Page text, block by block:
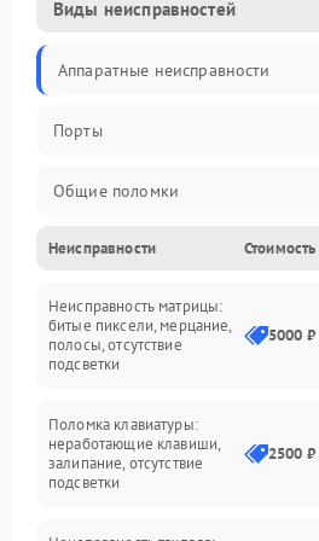
Виды неисправностей
Аппаратные неисправности
Порты
Общие поломки
Устройства
Программные ошибки
Электрические и системные сбои
Интерфейсные проблемы
Батарея
Неисправности Стоимость
Неисправность матрицы:
битые пиксели, мерцание,
полосы, отсутствие
подсветки
5000 ₽
Поломка клавиатуры:
неработающие клавиши,
залипание, отсутствие
подсветки
2500 ₽